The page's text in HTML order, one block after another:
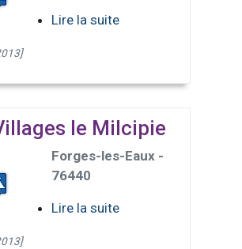
Lire la suite
le Milcipie
Forges-les-Eaux -
76440
Lire la suite